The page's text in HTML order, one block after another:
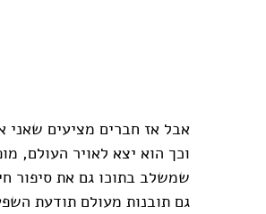
אבל אז חברים מציעים
וכך הוא יצא לאויר העולם,
שמשלב בתוכו גם את סיפור
גם תובנות מעולם תודעת